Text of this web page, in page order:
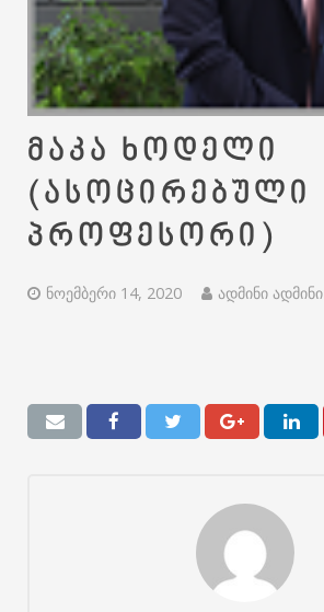
მაკა ხოდელი
(ასოცირებული
პროფესორი)
ნოემბერი 14, 2020 ადმინი ადმინი